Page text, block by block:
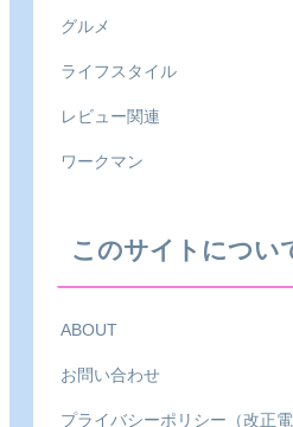
グルメ
ライフスタイル
レビュー関連
ワークマン
このサイトについ
ABOUT
お問い合わせ
プライバシーポリシー（改正